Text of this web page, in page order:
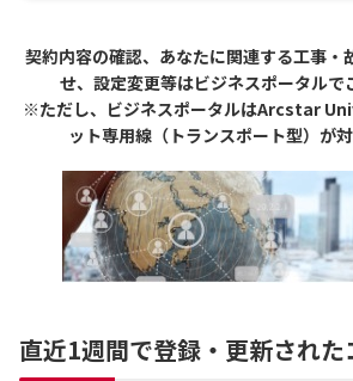
契約内容の確認、あなたに関連する工事・
せ、設定変更等はビジネスポータルで
※ただし、ビジネスポータルはArcstar
ット専用線（トランスポート型）が対
直近1週間で登録・更新された